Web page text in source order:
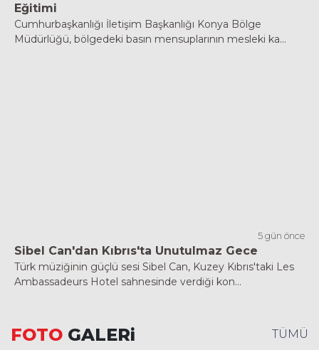
Eğitimi
Cumhurbaşkanlığı İletişim Başkanlığı Konya Bölge
Müdürlüğü, bölgedeki basın mensuplarının mesleki ka...
5 gün önce
Sibel Can'dan Kıbrıs'ta Unutulmaz Gece
Türk müziğinin güçlü sesi Sibel Can, Kuzey Kıbrıs'taki Les
Ambassadeurs Hotel sahnesinde verdiği kon...
FOTO GALERi TÜMÜ